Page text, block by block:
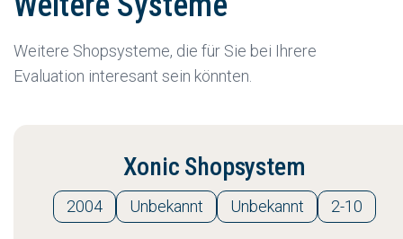
Weitere Shopsysteme, die für Sie bei Ihrere
Evaluation interesant sein könnten.
Xonic Shopsystem
2004 Unbekannt Unbekannt 2-10